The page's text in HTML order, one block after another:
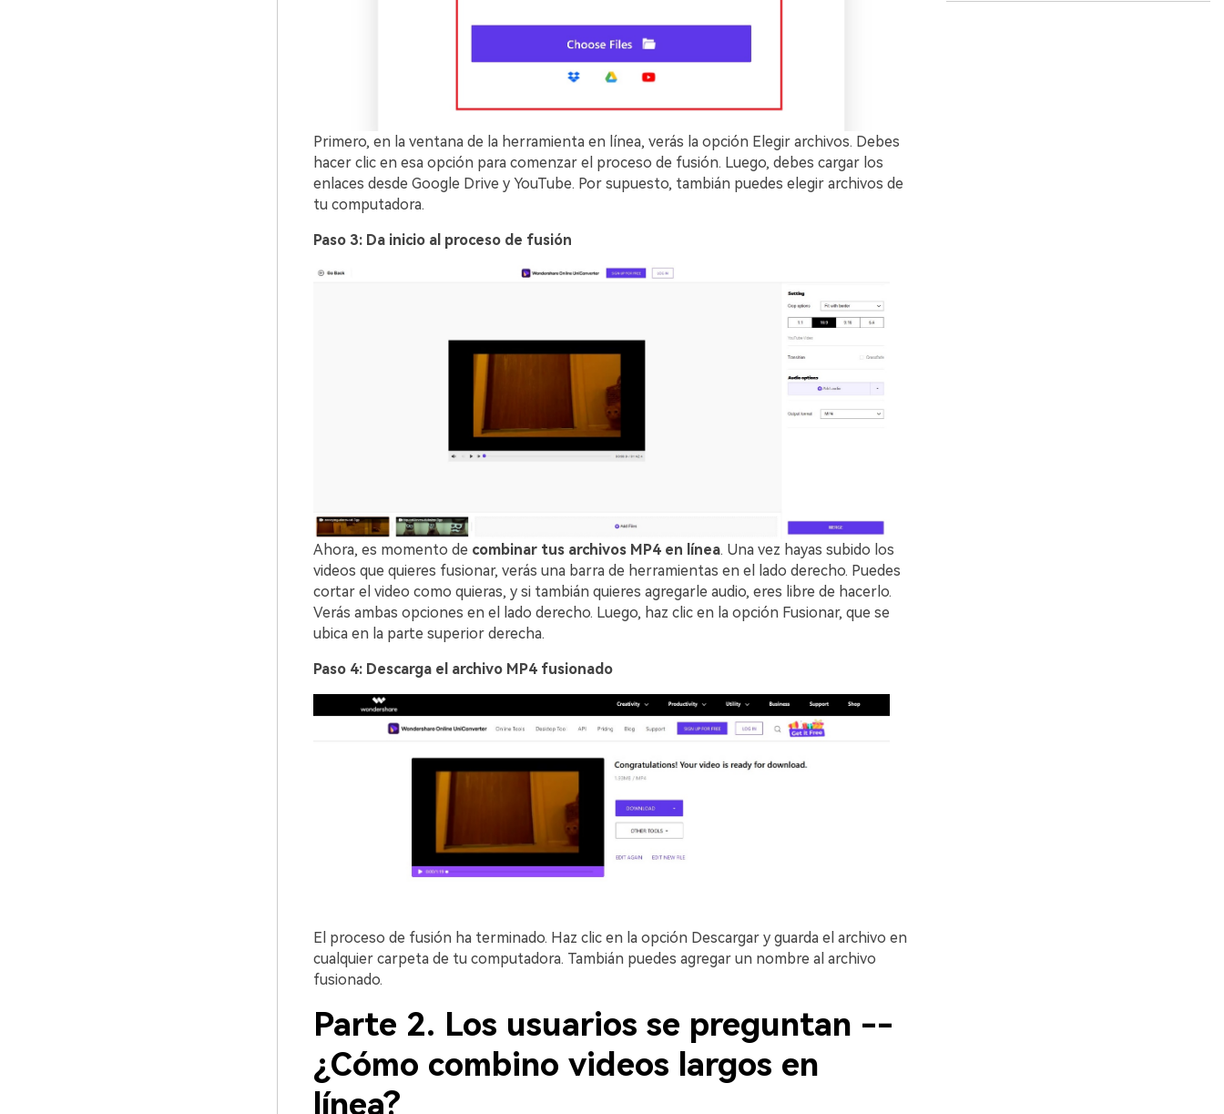
Primero, en la ventana de la herramienta en línea, verás la opción Elegir archivos. Debes
hacer clic en esa opción para comenzar el proceso de fusión. Luego, debes cargar los
enlaces desde Google Drive y YouTube. Por supuesto, tambián puedes elegir archivos de
tu computadora.
Paso 3: Da inicio al proceso de fusión
Ahora, es momento de combinar tus archivos MP4 en línea. Una vez hayas subido los
videos que quieres fusionar, verás una barra de herramientas en el lado derecho. Puedes
cortar el video como quieras, y si tambián quieres agregarle audio, eres libre de hacerlo.
Verás ambas opciones en el lado derecho. Luego, haz clic en la opción Fusionar, que se
ubica en la parte superior derecha.
Paso 4: Descarga el archivo MP4 fusionado
El proceso de fusión ha terminado. Haz clic en la opción Descargar y guarda el archivo en
cualquier carpeta de tu computadora. Tambián puedes agregar un nombre al archivo
fusionado.
Parte 2. Los usuarios se preguntan --
¿Cómo combino videos largos en
línea?